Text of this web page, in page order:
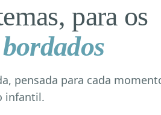
para os
bordados
pensada para cada
infantil.